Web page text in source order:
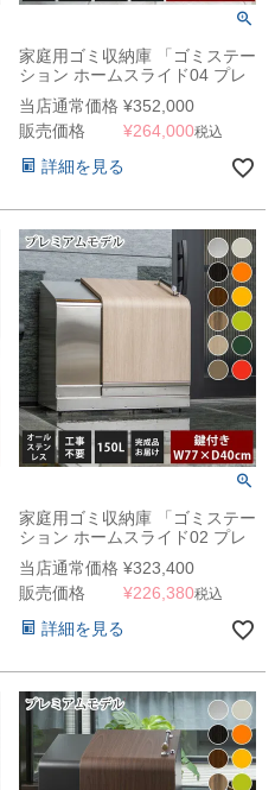
家庭用ゴミ収納庫 「ゴミステー
ション ホームスライド04 プレ
ミアムモデル 黒ZAM 320L」
（YHC）
当店通常価格 ¥352,000
販売価格
¥264,000税込
詳細を見る
家庭用ゴミ収納庫 「ゴミステー
ション ホームスライド02 プレ
ミアムモデル オールステンレス
150L」 （SG）
当店通常価格 ¥323,400
販売価格
¥226,380税込
詳細を見る